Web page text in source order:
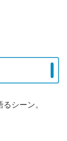
シーン。